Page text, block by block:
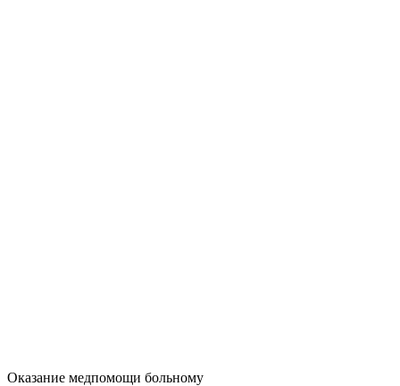
Оказание медпомощи больному